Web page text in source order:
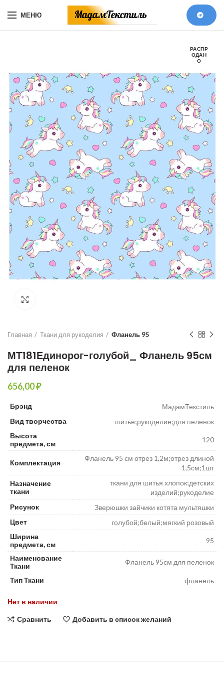
МЕНЮ
РАСПР
ОДАН
О
Главная Ткани для рукоделия Фланель 95
МТ181Единорог-голубой_ Фланель 95см
для пеленок
₽
Брэнд
МадамТекстиль
Вид творчества
шитье;рукоделие;для пеленок
Высота
предмета, см
120
Комплектация
Фланель 95 см отрез 1,2м;отрез длиной
1,5см;1шт
Назначение
ткани
ткани для шитья хлопок;детских
изделий;рукоделие
Рисунок
Зверюшки зайчики котята мультяшки
Цвет
голубой;белый;мягкий розовый
Ширина
предмета, см
95
Наименование
Ткани
Фланель 95см для пеленок
Тип Ткани фланель
Нет в наличии
Сравнить Добавить в список желаний